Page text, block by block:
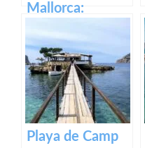
Mallorca:
ciudad que lo
tiene todo.
Playa de Camp